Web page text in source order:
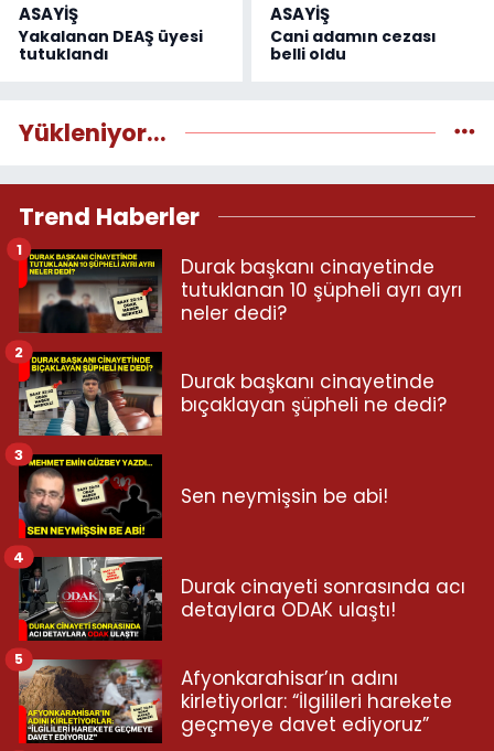
ASAYİŞ
Yakalanan DEAŞ üyesi
tutuklandı
ASAYİŞ
Cani adamın cezası
belli oldu
Yükleniyor...
Trend Haberler
Durak başkanı cinayetinde
tutuklanan 10 şüpheli ayrı ayrı
neler dedi?
1
Durak başkanı cinayetinde
bıçaklayan şüpheli ne dedi?
2
Sen neymişsin be abi!
3
Durak cinayeti sonrasında acı
detaylara ODAK ulaştı!
4
Afyonkarahisar’ın adını
kirletiyorlar: “İlgilileri harekete
geçmeye davet ediyoruz”
5